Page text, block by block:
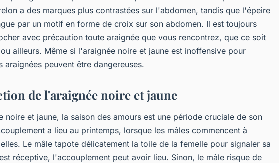
a des marques plus contrastées sur l'abdomen, tandis que l'épeire
par un motif en forme de croix sur son abdomen. Il est toujours
avec précaution toute araignée que vous rencontrez, que ce soit
ailleurs. Même si l'araignée noire et jaune est inoffensive pour
araignées peuvent être dangereuses.
de l'araignée noire et jaune
noire et jaune, la saison des amours est une période cruciale de son
a lieu au printemps, lorsque les mâles commencent à
Le mâle tapote délicatement la toile de la femelle pour signaler sa
réceptive, l'accouplement peut avoir lieu. Sinon, le mâle risque de